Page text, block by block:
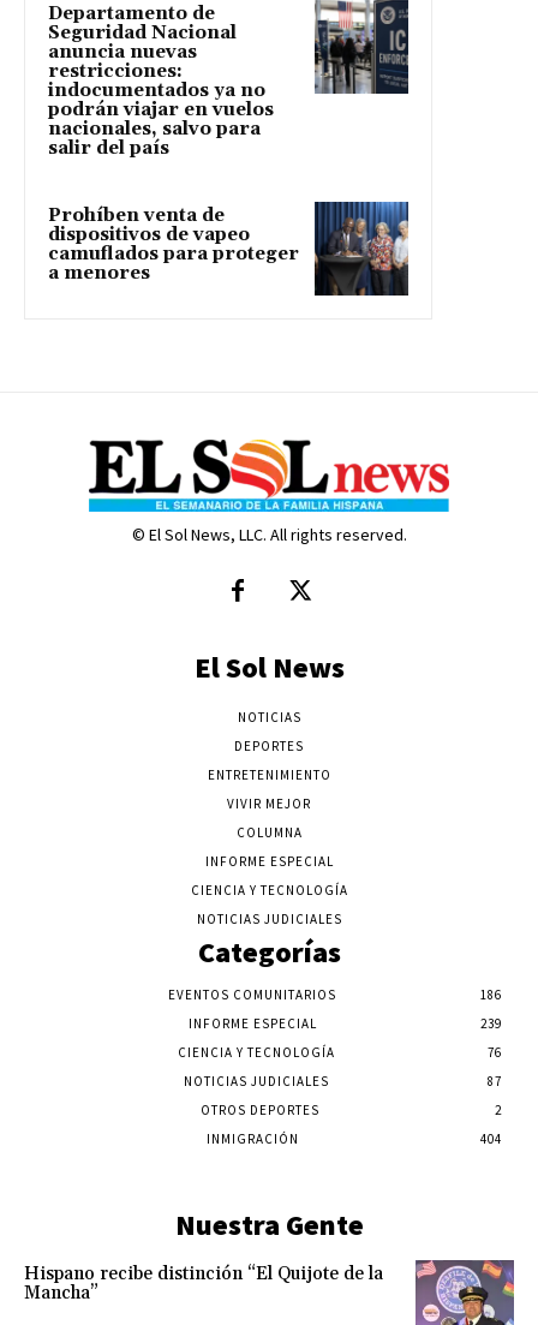
Departamento de
Seguridad Nacional
anuncia nuevas
restricciones:
indocumentados ya no
podrán viajar en vuelos
nacionales, salvo para
salir del país
Prohíben venta de
dispositivos de vapeo
camuflados para proteger
a menores
© El Sol News, LLC. All rights reserved.
El Sol News
NOTICIAS
DEPORTES
ENTRETENIMIENTO
VIVIR MEJOR
COLUMNA
INFORME ESPECIAL
CIENCIA Y TECNOLOGÍA
NOTICIAS JUDICIALES
Categorías
EVENTOS COMUNITARIOS
186
INFORME ESPECIAL
239
CIENCIA Y TECNOLOGÍA
76
NOTICIAS JUDICIALES
87
OTROS DEPORTES
2
INMIGRACIÓN
404
Nuestra Gente
Hispano recibe distinción “El Quijote de la
Mancha”